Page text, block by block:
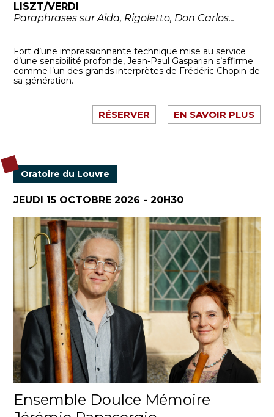
LISZT/VERDI
Paraphrases sur Aida, Rigoletto, Don Carlos...
Fort d’une impressionnante technique mise au service
d’une sensibilité profonde, Jean-Paul Gasparian s’affirme
comme l’un des grands interprètes de Frédéric Chopin de
sa génération.
RÉSERVER EN SAVOIR PLUS
Oratoire du Louvre
JEUDI 15 OCTOBRE 2026 - 20H30
Ensemble Doulce Mémoire